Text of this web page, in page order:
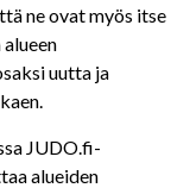
ne ovat myös itse
uutta ja
JUDO.fi-
alueiden